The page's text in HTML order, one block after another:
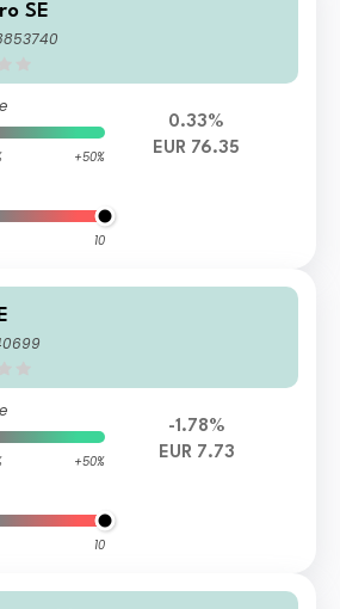
SE
+50%
10
0.33%
EUR 76.35
+50%
10
-1.78%
EUR 7.73